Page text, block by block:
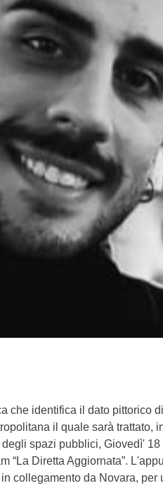
che identifica il dato pittorico
il quale sarà trattato,
spazi pubblici, Giovedì'
“La Diretta Aggiornata”.
collegamento da Novara, per